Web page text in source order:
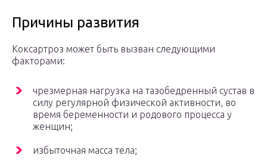
Причины развития
Коксартроз может быть вызван следующими
факторами:
чрезмерная нагрузка на тазобедренный сустав в
силу регулярной физической активности, во
время беременности и родового процесса у
женщин;
избыточная масса тела;